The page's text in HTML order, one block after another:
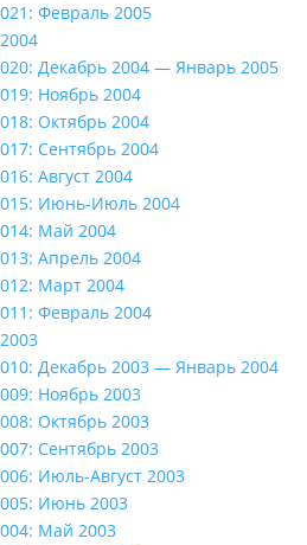
021: Февраль 2005
2004
020: Декабрь 2004 — Январь 2005
019: Ноябрь 2004
018: Октябрь 2004
017: Сентябрь 2004
016: Август 2004
015: Июнь-Июль 2004
014: Май 2004
013: Апрель 2004
012: Март 2004
011: Февраль 2004
2003
010: Декабрь 2003 — Январь 2004
009: Ноябрь 2003
008: Октябрь 2003
007: Сентябрь 2003
006: Июль-Август 2003
005: Июнь 2003
004: Май 2003